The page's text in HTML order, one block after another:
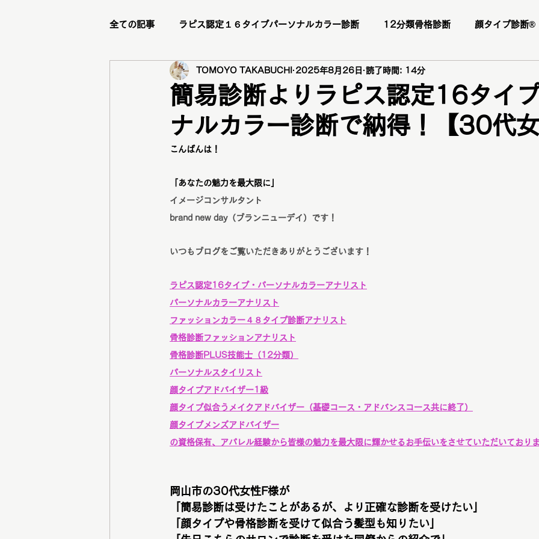
全ての記事 ラピス認定１６タイプパーソナルカラー診断 12分類骨格診断 顔タイプ診断®️
ビフォーアフター リピーター様 お客様の感想 口コミ
ステージアップブランディング講座 1DAY垢抜けプレミアムトータル診断・メイクレッスン・
グループ診断 骨格診断 顔タイプ診断
簡易診断よりラピス認定16タイ
ナルカラー診断で納得！【30代
TOMOYO TAKABUCHI 2025年8月26日 読了時間: 14分
こんばんは！
「あなたの魅力を最大限に」
イメージコンサルタント
brand new day（ブランニューデイ）です！
いつもブログをご覧いただきありがとうございます！
ラピス認定16タイプ・パーソナルカラーアナリスト
パーソナルカラーアナリスト
ファッションカラー４８タイプ診断アナリスト
骨格診断ファッションアナリスト
骨格診断PLUS技能士（12分類）
パーソナルスタイリスト
顔タイプアドバイザー1級
顔タイプ似合うメイクアドバイザー（基礎コース・アドバンスコース共に終了）
顔タイプメンズアドバイザー
の資格保有、アパレル経験から皆様の魅力を最大限に輝かせるお手伝いをさせていただいており
岡山市の30代女性F様が
「簡易診断は受けたことがあるが、より正確な診断を受けたい」
「顔タイプや骨格診断を受けて似合う髪型も知りたい」